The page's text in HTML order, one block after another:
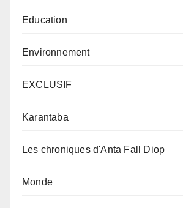
Education
Environnement
EXCLUSIF
Karantaba
Les chroniques d'Anta Fall Diop
Monde